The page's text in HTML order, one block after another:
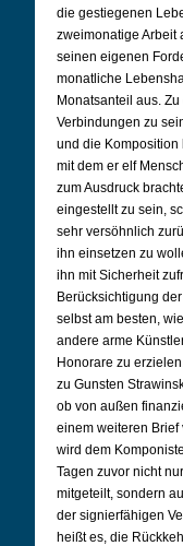
die gestiegenen
zweimonatige Arbeit
seinen eigenen
monatliche
Monatsanteil aus.
Verbindungen zu
und die
mit dem er elf
zum Ausdruck
eingestellt zu sein,
sehr versöhnlich
ihn einsetzen zu
ihn mit Sicherheit
Berücksichtigung
selbst am besten,
andere arme
Honorare zu
zu Gunsten
ob von außen
einem weiteren Brief
wird dem
Tagen zuvor nicht
mitgeteilt, sondern
der signierfähigen
heißt es, die